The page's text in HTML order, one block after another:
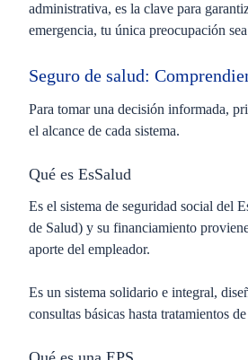
administrativa, es la clave para
emergencia, tu única preocupación
Seguro de salud:
Para tomar una decisión informada,
el alcance de cada sistema.
Qué es EsSalud
Es el sistema de seguridad social del
de Salud) y su financiamiento
aporte del empleador.
Es un sistema solidario e integral,
consultas básicas hasta tratamientos